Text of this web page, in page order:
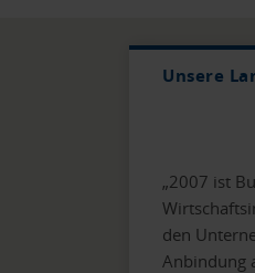
Unsere
„2007 ist
den
Anbindung